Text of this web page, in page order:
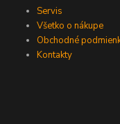
Servis
Všetko o nákupe
Obchodné
Kontakty